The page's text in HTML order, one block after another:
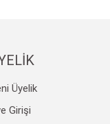
Üyelik
Girişi